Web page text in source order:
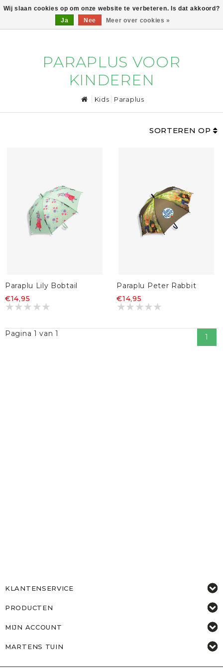
0
PARAPLUS VOOR
KINDEREN
Kids Paraplus
SORTEREN OP
Paraplu Lily Bobtail
€14,95
Paraplu Peter Rabbit
€14,95
Pagina 1 van 1 1
KLANTENSERVICE
PRODUCTEN
MIJN ACCOUNT
MARTENS TUIN
Wij slaan cookies op om onze website te verbeteren. Is dat akkoord?
Ja
Nee Meer over cookies »